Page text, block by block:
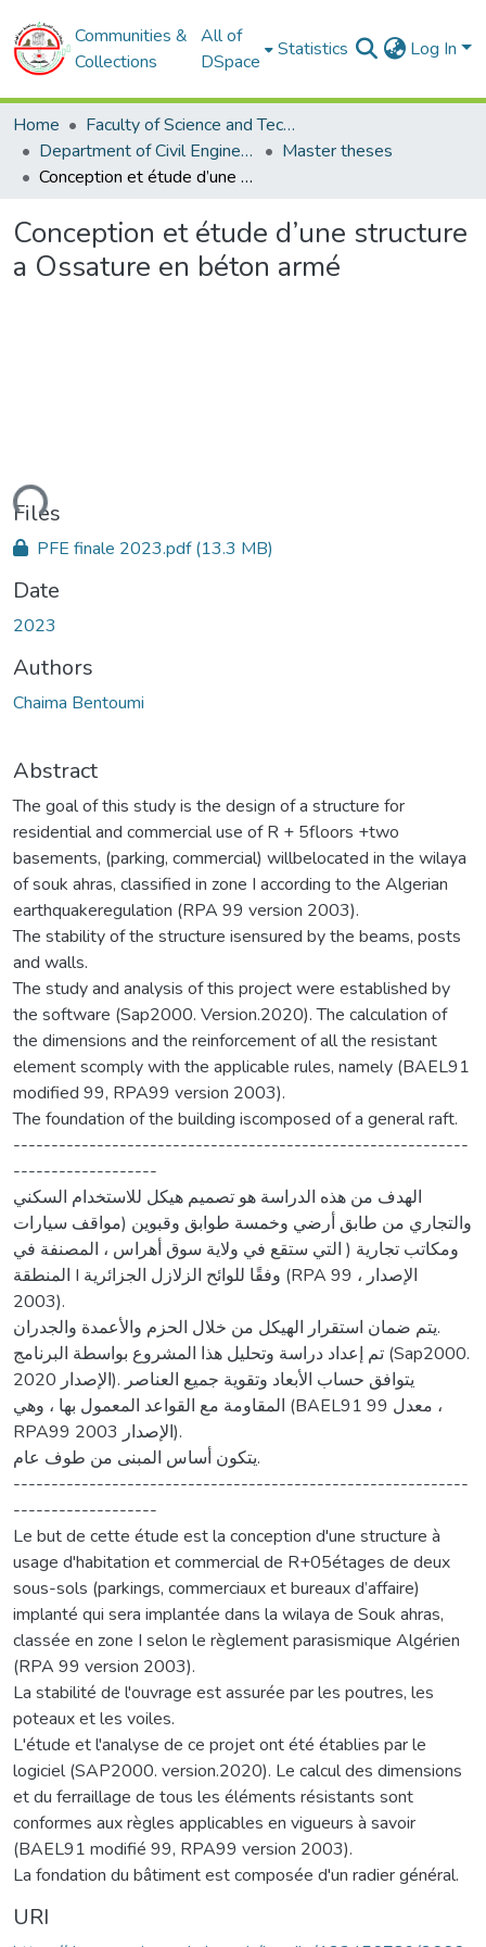
Communities &
Collections
All of
DSpace
Statistics Log In
Home
Faculty of Science and Technology
Department of Civil Engineering
Master theses
Conception et étude d’une structure a Ossature en béton armé
Conception et étude d’une structure
a Ossature en béton armé
Files
PFE finale 2023.pdf(13.3 MB)
Date
2023
Authors
Chaima Bentoumi
Abstract
The goal of this study is the design of a structure for
residential and commercial use of R + 5floors +two
basements, (parking, commercial) willbelocated in the wilaya
of souk ahras, classified in zone I according to the Algerian
earthquakeregulation (RPA 99 version 2003).
The stability of the structure isensured by the beams, posts
and walls.
The study and analysis of this project were established by
the software (Sap2000. Version.2020). The calculation of
the dimensions and the reinforcement of all the resistant
element scomply with the applicable rules, namely (BAEL91
modified 99, RPA99 version 2003).
The foundation of the building iscomposed of a general raft.
------------------------------------------------------------
-------------------
الهدف من هذه الدراسة هو تصميم هيكل للاستخدام السكني
والتجاري من طابق أرضي وخمسة طوابق وقبوين (مواقف سيارات
ومكاتب تجارية ( التي ستقع في ولاية سوق أهراس ، المصنفة في
المنطقة I وفقًا للوائح الزلازل الجزائرية (RPA 99 ، الإصدار
2003).
يتم ضمان استقرار الهيكل من خلال الحزم والأعمدة والجدران.
تم إعداد دراسة وتحليل هذا المشروع بواسطة البرنامج (Sap2000.
الإصدار 2020). يتوافق حساب الأبعاد وتقوية جميع العناصر
المقاومة مع القواعد المعمول بها ، وهي (BAEL91 معدل 99 ،
RPA99 الإصدار 2003).
يتكون أساس المبنى من طوف عام.
------------------------------------------------------------
-------------------
Le but de cette étude est la conception d'une structure à
usage d'habitation et commercial de R+05étages de deux
sous-sols (parkings, commerciaux et bureaux d’affaire)
implanté qui sera implantée dans la wilaya de Souk ahras,
classée en zone I selon le règlement parasismique Algérien
(RPA 99 version 2003).
La stabilité de l'ouvrage est assurée par les poutres, les
poteaux et les voiles.
L'étude et l'analyse de ce projet ont été établies par le
logiciel (SAP2000. version.2020). Le calcul des dimensions
et du ferraillage de tous les éléments résistants sont
conformes aux règles applicables en vigueurs à savoir
(BAEL91 modifié 99, RPA99 version 2003).
La fondation du bâtiment est composée d'un radier général.
URI